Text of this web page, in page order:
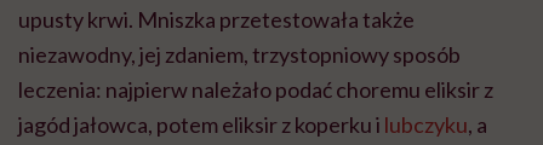
upusty krwi. Mniszka przetestowała także
niezawodny, jej zdaniem, trzystopniowy sposób
leczenia: najpierw należało podać choremu eliksir z
jagód jałowca, potem eliksir z koperku i lubczyku, a